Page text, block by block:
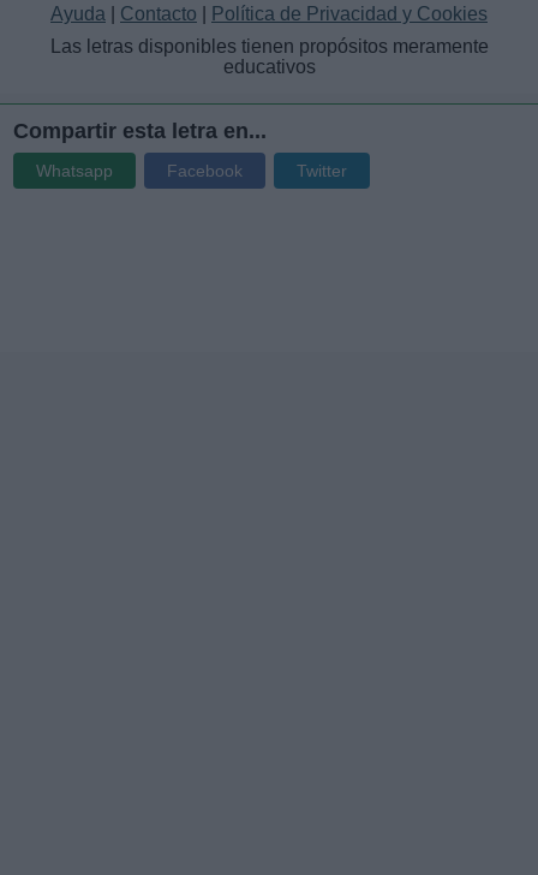
Ayuda Contacto
Política de Privacidad y Cookies
Las letras disponibles tienen propósitos meramente
educativos
Compartir esta letra en...
Whatsapp Facebook Twitter